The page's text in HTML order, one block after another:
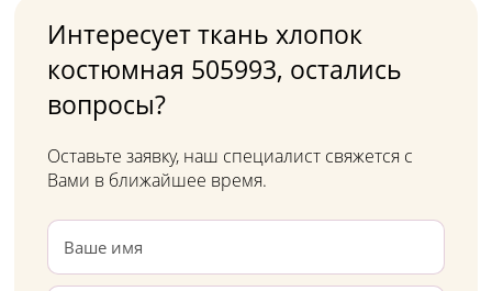
Интересует ткань хлопок
костюмная 505993, остались
вопросы?
Оставьте заявку, наш специалист свяжется с
Вами в ближайшее время.